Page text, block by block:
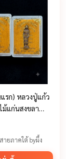
รก) หลวงปู่แก้ว
แก่นสงขลา
ายภาคใต้ byผึ้ง